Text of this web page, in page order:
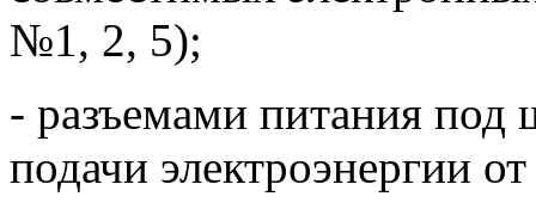
№1, 2, 5);
- разъемами питания под
подачи электроэнергии